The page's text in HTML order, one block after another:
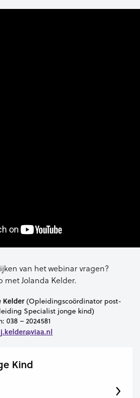
van het webinar vragen?
met Jolanda Kelder.
Kelder(Opleidingscoördinator post-
Specialist jonge kind)
038 – 2024581
j.kelder@viaa.nl
Kind